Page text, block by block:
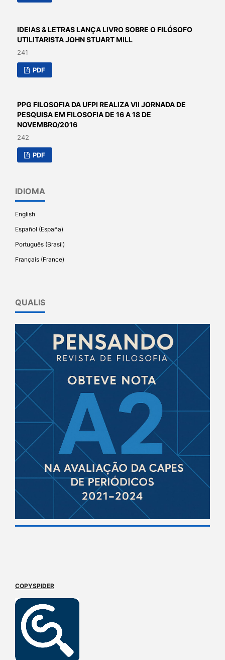
IDEIAS & LETRAS LANÇA LIVRO SOBRE O FILÓSOFO
UTILITARISTA JOHN STUART MILL
241
PDF
PPG FILOSOFIA DA UFPI REALIZA VII JORNADA DE
PESQUISA EM FILOSOFIA DE 16 A 18 DE
NOVEMBRO/2016
242
PDF
IDIOMA
English
Español (España)
Português (Brasil)
Français (France)
QUALIS
COPYSPIDER